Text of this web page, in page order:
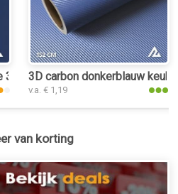
3216 keukenfolie
3D carbon donkerblauw
v.a. € 1,19
van korting